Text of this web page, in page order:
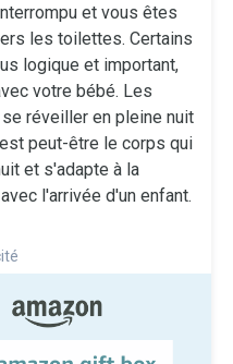
et vous êtes
les toilettes. Certains
logique et important,
votre bébé. Les
réveiller en pleine nuit
peut-être le corps qui
et s'adapte à la
l'arrivée d'un enfant.